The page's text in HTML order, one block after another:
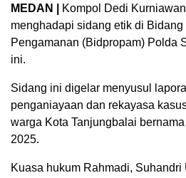
MEDAN |
Kompol Dedi
menghadapi sidang etik di Bidang
Pengamanan (Bidpropam) Polda
ini.
Sidang ini digelar menyusul
penganiayaan dan rekayasa
warga Kota Tanjungbalai
2025.
Kuasa hukum Rahmadi, Suhandri